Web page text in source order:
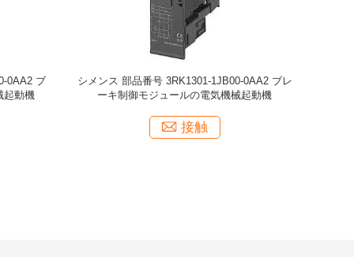
0AA2 ブ
起動機
シメンス 部品番号 3RK1301-1JB00-0AA2 ブレ
ーキ制御モジュールの電気機械起動機
接触